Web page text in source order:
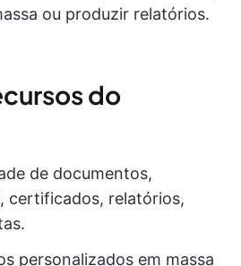
ou produzir relatórios.
do
de documentos,
certificados, relatórios,
personalizados em massa